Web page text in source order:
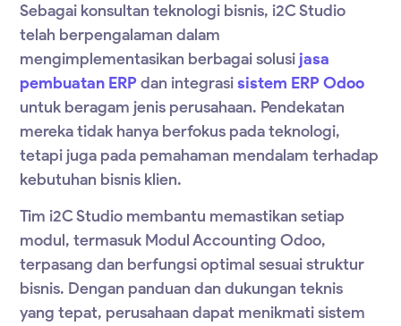
Sebagai konsultan teknologi bisnis, i2C Studio
telah berpengalaman dalam
mengimplementasikan berbagai solusijasa
pembuatan ERPdan integrasisistem ERP Odoo
untuk beragam jenis perusahaan. Pendekatan
mereka tidak hanya berfokus pada teknologi,
tetapi juga pada pemahaman mendalam terhadap
kebutuhan bisnis klien.
Tim i2C Studio membantu memastikan setiap
modul, termasuk Modul Accounting Odoo,
terpasang dan berfungsi optimal sesuai struktur
bisnis. Dengan panduan dan dukungan teknis
yang tepat, perusahaan dapat menikmati sistem